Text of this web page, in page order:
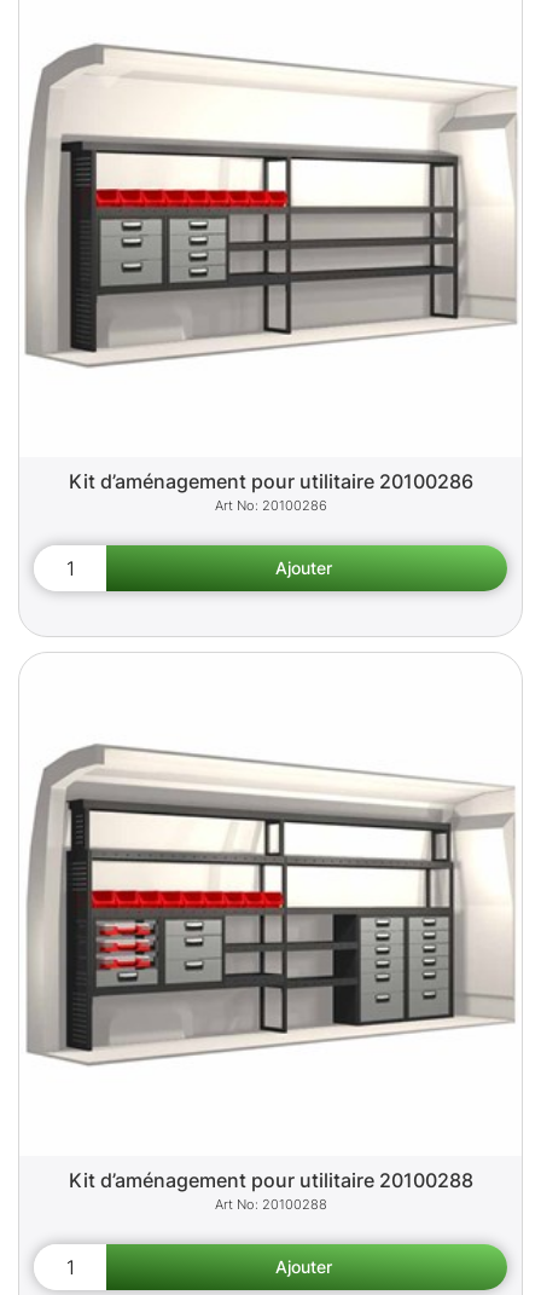
Kit d’aménagement pour utilitaire 20100286
20100286
Kit d’aménagement pour utilitaire 20100288
20100288